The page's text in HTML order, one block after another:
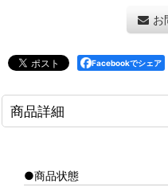
お
Facebookでシェア
商品詳細
●商品状態